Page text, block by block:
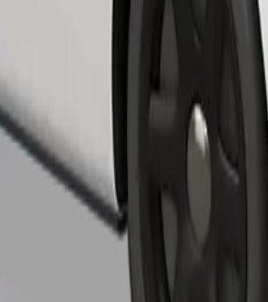
პატარა ცხოველებს